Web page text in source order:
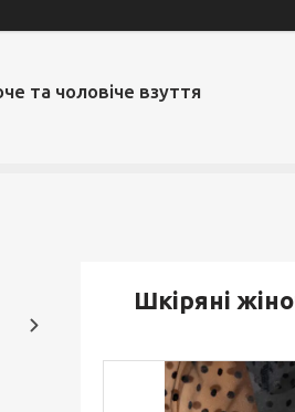
та чоловіче взуття
Шкіряні